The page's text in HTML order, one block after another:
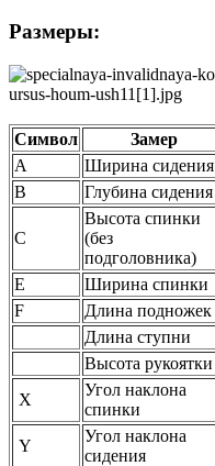
Размеры:
Символ Замер
A
Ширина сидения
B
Глубина сидения
C
Высота спинки
(без
подголовника)
E Ширина спинки
F
Длина подножек
Длина ступни
Высота рукоятки
X
Угол наклона
спинки
Y
Угол наклона
сидения